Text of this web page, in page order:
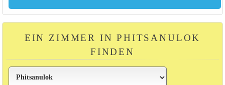
EIN ZIMMER IN PHITSANULOK
FINDEN